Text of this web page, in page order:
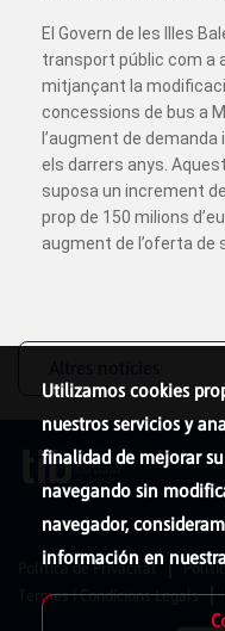
El Govern de les Illes
transport públic com a
mitjançant la
concessions de bus a
l’augment de
els darrers anys.
suposa un increment
prop de 150 milions
augment de l’oferta de
Utilizamos cookies
nuestros servicios y
finalidad de mejorar
navegando sin
navegador,
información en
Política de Privacitat
Termes i Condicions Legals